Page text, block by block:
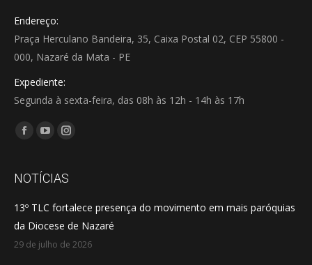
Endereço:
Praça Herculano Bandeira, 35, Caixa Postal 02, CEP 55800 -
000, Nazaré da Mata - PE
Expediente:
Segunda à sexta-feira, das 08h às 12h - 14h às 17h
Encontre-nos em:
Facebook
opens
new
window
YouTube
opens
new
window
Instagram
opens
new
window
NOTÍCIAS
13º TLC fortalece presença do movimento em mais paróquias
da Diocese de Nazaré
29 de julho de 2026